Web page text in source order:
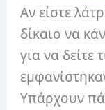
Αν είστε
δίκαιο να
για να δείτε
Υπάρχουν